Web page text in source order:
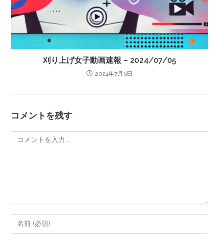
刈り上げ女子動画速報 – 2024/07/05
2024年7月6日
コメントを残す